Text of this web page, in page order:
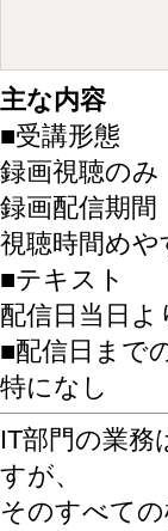
主な内容
■受講形態
録画視聴の
録画配信期間
視聴時間めや
■テキスト
配信日当日
■配信日まで
特になし
IT部門の業務
すが、
そのすべて